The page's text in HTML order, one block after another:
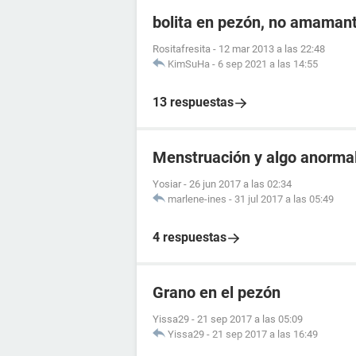
bolita en pezón, no
Rositafresita - 12 mar 2013 a las 22:48
KimSuHa - 6 sep 2021 a las 14:55
13 respuestas
Menstruación y algo
Yosiar - 26 jun 2017 a las 02:34
marlene-ines - 31 jul 2017 a las 05:49
4 respuestas
Grano en el pezón
Yissa29 - 21 sep 2017 a las 05:09
Yissa29 - 21 sep 2017 a las 16:49